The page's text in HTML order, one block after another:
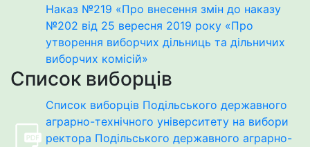
Наказ №219 «Про внесення змін до наказу
№202 від 25 вересня 2019 року «Про
утворення виборчих дільниць та дільничих
виборчих комісій»
Список виборців
Список виборців Подільського державного
аграрно-технічного університету на вибори
ректора Подільського державного аграрно-